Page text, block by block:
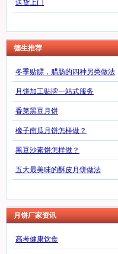
送货上门
德生推荐
冬季贴膘，腊肠的四种另类做法
月饼加工贴牌一站式服务
香菜黑豆月饼
橡子南瓜月饼怎样做？
黑豆沙素饼怎样做？
五大最美味的酥皮月饼做法
月饼厂家资讯
高考健康饮食